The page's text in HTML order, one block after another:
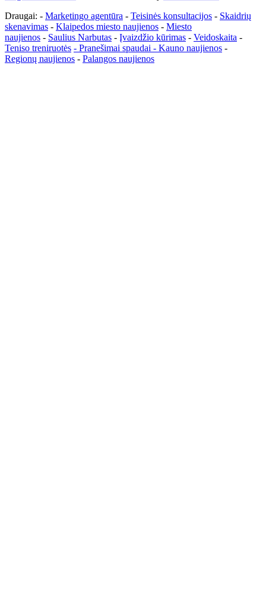
Draugai: - Marketingo agentūra - Teisinės konsultacijos - Skaidrių
skenavimas - Klaipedos miesto naujienos - Miesto
naujienos - Saulius Narbutas - Įvaizdžio kūrimas - Veidoskaita -
Teniso treniruotės - Pranešimai spaudai - Kauno naujienos -
Regionų naujienos - Palangos naujienos